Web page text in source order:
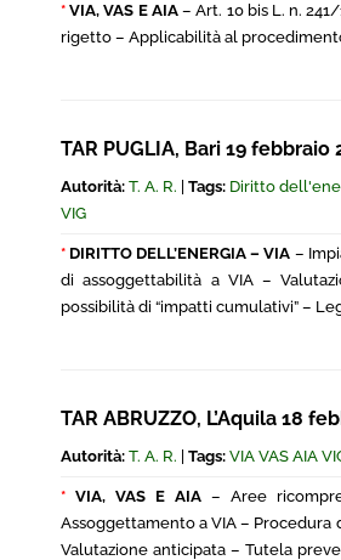
* VIA, VAS E AIA– Art. 10 bis L. n.
rigetto – Applicabilità al
TAR PUGLIA, Bari 19 febbraio
Autorità: T. A. R. Tags: Diritto
VIG
* DIRITTO DELL’ENERGIA – VIA –
di assoggettabilità a VIA –
possibilità di “impatti cumulativi” –
TAR ABRUZZO, L’Aquila 18
Autorità: T. A. R. Tags: VIA VAS AIA
* VIA, VAS E AIA – Aree
Assoggettamento a VIA – Procedura
Valutazione anticipata – Tutela